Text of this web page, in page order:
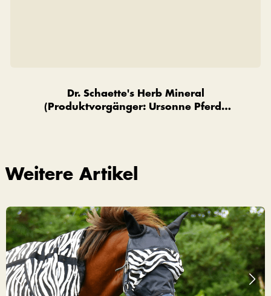
Dr. Schaette's Herb Mineral
(Produktvorgänger: Ursonne Pferde
Weitere Artikel